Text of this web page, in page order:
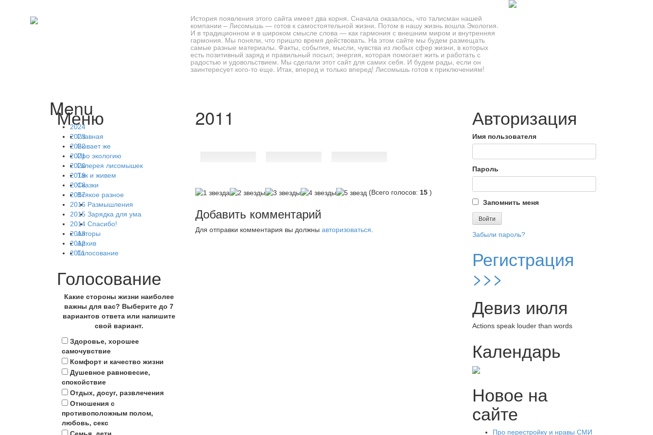
История появления этого сайта имеет два корня. Сначала оказалось, что талисман нашей
компании – Лисомышь — готов к самостоятельной жизни. Потом в нашу жизнь вошла Экология.
И в традиционном и в широком смысле слова — как гармония с внешним миром и внутренняя
гармония. Мы поняли, что пришло время действовать. На этом сайте мы будем размещать
самые разные материалы. Факты, события, мысли, чувства из любых сфер жизни, в которых
есть позитивный заряд и правильный посыл; энергия, которая помогает жить и работать с
радостью и удовольствием. Мы сделали этот сайт для самих себя. И будем рады, если он
заинтересует кого-то еще. Итак, вперед и только вперед! Лисомышь готов к приключениям!
Menu
Skip to content
2024
2023
2022
2021
2020
2019
2018
2017
2016
2015
2014
2013
2012
2011
Меню
Главная
Бывает же
Про экологию
Галерея лисомышек
Так и живем
Сказки
Всякое разное
Размышления
Зарядка для ума
Спасибо!
Авторы
Архив
Голосование
Голосование
Какие стороны жизни наиболее
важны для вас? Выберите до 7
вариантов ответа или напишите
свой вариант.
Здоровье, хорошее
самочувствие
Комфорт и качество жизни
Душевное равновесие,
спокойствие
Отдых, досуг, развлечения
Отношения с
противоположным полом,
любовь, секс
2011
(Всего голосов: 15 )
Добавить комментарий
Для отправки комментария вы должны авторизоваться.
Авторизация
Имя пользователя
Пароль
Запомнить меня
Забыли пароль?
Регистрация
>>>
Девиз июля
Actions speak louder than words
Календарь
Новое на
сайте
Про перестройку и нравы СМИ